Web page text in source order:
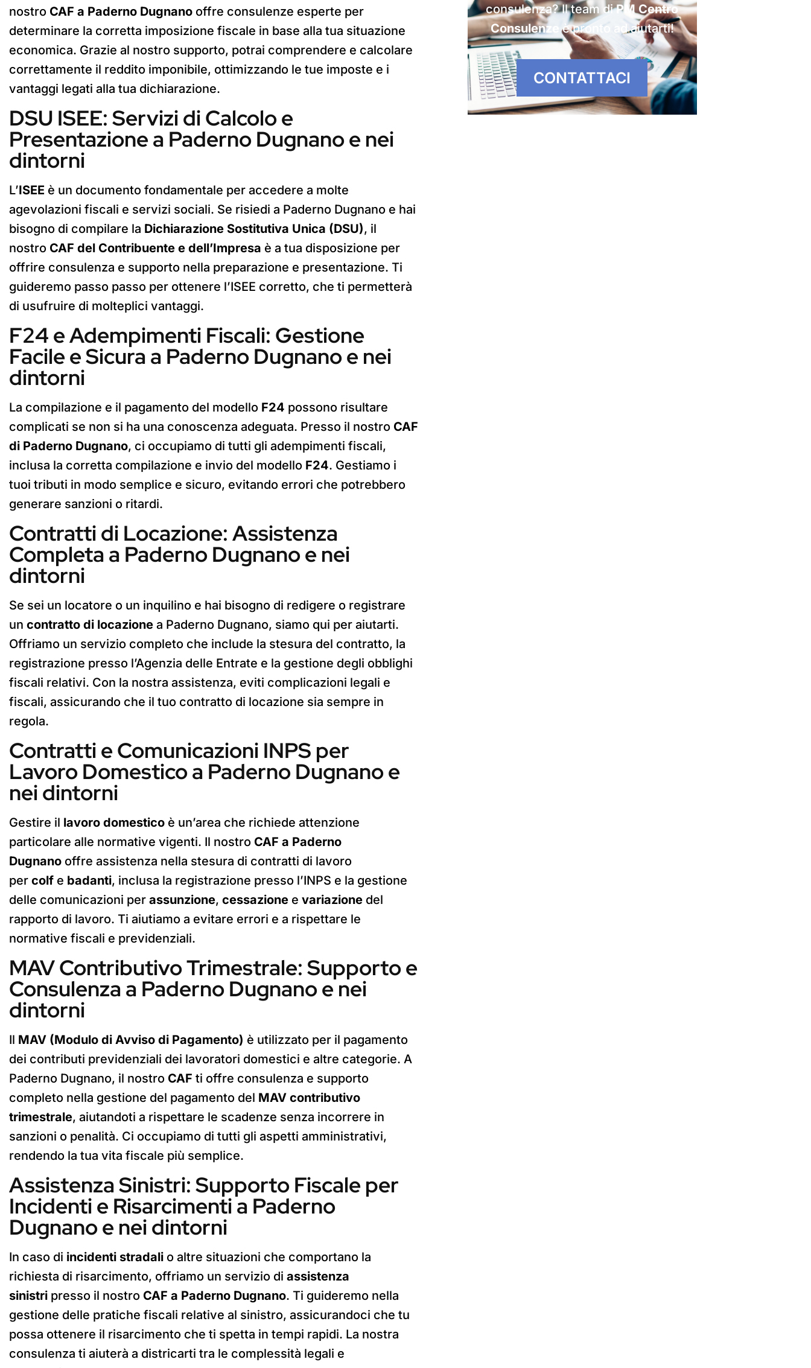
nostro CAF a Paderno Dugnano offre consulenze esperte per
determinare la corretta imposizione fiscale in base alla tua situazione
economica. Grazie al nostro supporto, potrai comprendere e calcolare
correttamente il reddito imponibile, ottimizzando le tue imposte e i
vantaggi legati alla tua dichiarazione.
DSU ISEE: Servizi di Calcolo e
Presentazione a Paderno Dugnano e nei
dintorni
L’ISEE è un documento fondamentale per accedere a molte
agevolazioni fiscali e servizi sociali. Se risiedi a Paderno Dugnano e hai
bisogno di compilare la Dichiarazione Sostitutiva Unica (DSU), il
nostro CAF del Contribuente e dell’Impresa è a tua disposizione per
offrire consulenza e supporto nella preparazione e presentazione. Ti
guideremo passo passo per ottenere l’ISEE corretto, che ti permetterà
di usufruire di molteplici vantaggi.
F24 e Adempimenti Fiscali: Gestione
Facile e Sicura a Paderno Dugnano e nei
dintorni
La compilazione e il pagamento del modello F24 possono risultare
complicati se non si ha una conoscenza adeguata. Presso il nostro CAF
di Paderno Dugnano, ci occupiamo di tutti gli adempimenti fiscali,
inclusa la corretta compilazione e invio del modello F24. Gestiamo i
tuoi tributi in modo semplice e sicuro, evitando errori che potrebbero
generare sanzioni o ritardi.
Contratti di Locazione: Assistenza
Completa a Paderno Dugnano e nei
dintorni
Se sei un locatore o un inquilino e hai bisogno di redigere o registrare
un contratto di locazione a Paderno Dugnano, siamo qui per aiutarti.
Offriamo un servizio completo che include la stesura del contratto, la
registrazione presso l’Agenzia delle Entrate e la gestione degli obblighi
fiscali relativi. Con la nostra assistenza, eviti complicazioni legali e
fiscali, assicurando che il tuo contratto di locazione sia sempre in
regola.
Contratti e Comunicazioni INPS per
Lavoro Domestico a Paderno Dugnano e
nei dintorni
Gestire il lavoro domestico è un’area che richiede attenzione
particolare alle normative vigenti. Il nostro CAF a Paderno
Dugnano offre assistenza nella stesura di contratti di lavoro
per colf e badanti, inclusa la registrazione presso l’INPS e la gestione
delle comunicazioni per assunzione, cessazione e variazione del
rapporto di lavoro. Ti aiutiamo a evitare errori e a rispettare le
normative fiscali e previdenziali.
MAV Contributivo Trimestrale: Supporto e
Consulenza a Paderno Dugnano e nei
dintorni
Il MAV (Modulo di Avviso di Pagamento) è utilizzato per il pagamento
dei contributi previdenziali dei lavoratori domestici e altre categorie. A
Paderno Dugnano, il nostro CAF ti offre consulenza e supporto
completo nella gestione del pagamento del MAV contributivo
trimestrale, aiutandoti a rispettare le scadenze senza incorrere in
sanzioni o penalità. Ci occupiamo di tutti gli aspetti amministrativi,
rendendo la tua vita fiscale più semplice.
Assistenza Sinistri: Supporto Fiscale per
Incidenti e Risarcimenti a Paderno
Dugnano e nei dintorni
In caso di incidenti stradali o altre situazioni che comportano la
richiesta di risarcimento, offriamo un servizio di assistenza
sinistri presso il nostro CAF a Paderno Dugnano. Ti guideremo nella
gestione delle pratiche fiscali relative al sinistro, assicurandoci che tu
possa ottenere il risarcimento che ti spetta in tempi rapidi. La nostra
consulenza ti aiuterà a districarti tra le complessità legali e
consulenza? Il team diPM Centro
Consulenze
è pronto ad aiutarti!
CONTATTACI